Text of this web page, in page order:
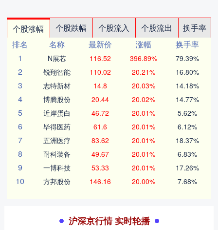
个股涨幅 个股跌幅 个股流入 个股流出
换手率
排名
名称 最新价 涨幅
换手率
1
N展芯 116.52 396.89% 79.39%
2 锐翔智能 110.02 20.21% 16.80%
3 志特新材 14.8 20.03% 14.18%
4 博腾股份 20.44 20.02% 14.77%
5 近岸蛋白 46.72 20.01% 5.62%
6 毕得医药 61.6 20.01% 6.12%
7 五洲医疗 83.62 20.01% 18.37%
8 耐科装备 49.67 20.01% 6.83%
9 一博科技 53.33 20.01% 17.26%
10 方邦股份 146.16 20.00% 7.68%
沪深京行情 实时轮播